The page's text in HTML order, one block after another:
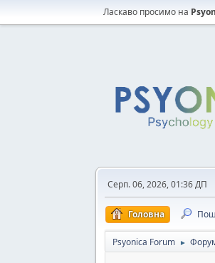
Ласкаво просимо на
Серп. 06, 2026, 01:36 ДП
Головна
Psyonica Forum ►